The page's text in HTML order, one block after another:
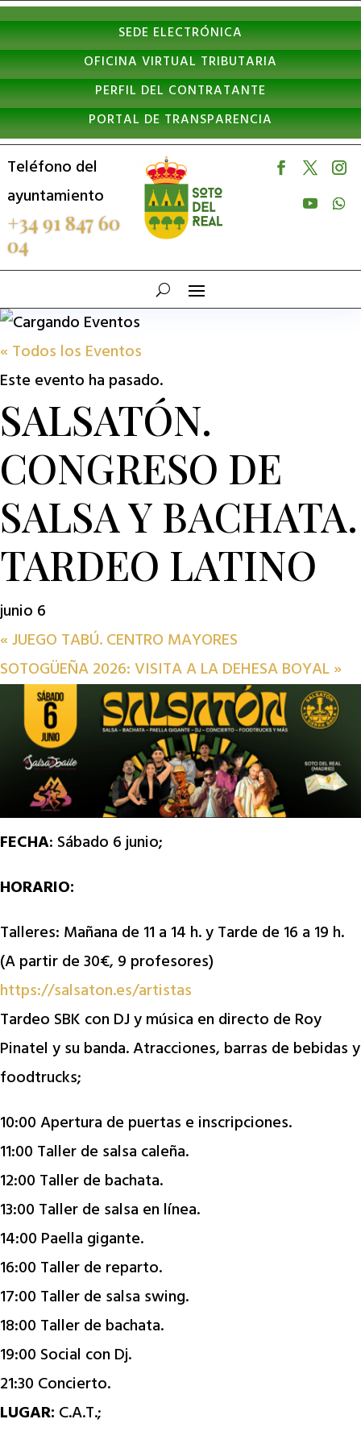
Nota:
este
sitio
web
incluye
un
sistema
de
accesibilidad.
SEDE ELECTRÓNICA
OFICINA VIRTUAL TRIBUTARIA
PERFIL DEL CONTRATANTE
PORTAL DE TRANSPARENCIA
Teléfono del
ayuntamiento
+34 91 847 60
04
« Todos los Eventos
Este evento ha pasado.
SALSATÓN.
CONGRESO DE
SALSA Y BACHATA.
TARDEO LATINO
junio 6
«JUEGO TABÚ. CENTRO MAYORES
SOTOGÜEÑA 2026: VISITA A LA DEHESA BOYAL»
FECHA: Sábado 6 junio;
HORARIO:
Talleres: Mañana de 11 a 14 h. y Tarde de 16 a 19 h.
(A partir de 30€, 9 profesores)
https://salsaton.es/artistas
Tardeo SBK con DJ y música en directo de Roy
Pinatel y su banda. Atracciones, barras de bebidas y
foodtrucks;
10:00 Apertura de puertas e inscripciones.
11:00 Taller de salsa caleña.
12:00 Taller de bachata.
13:00 Taller de salsa en línea.
14:00 Paella gigante.
16:00 Taller de reparto.
17:00 Taller de salsa swing.
18:00 Taller de bachata.
19:00 Social con Dj.
21:30 Concierto.
LUGAR: C.A.T.;